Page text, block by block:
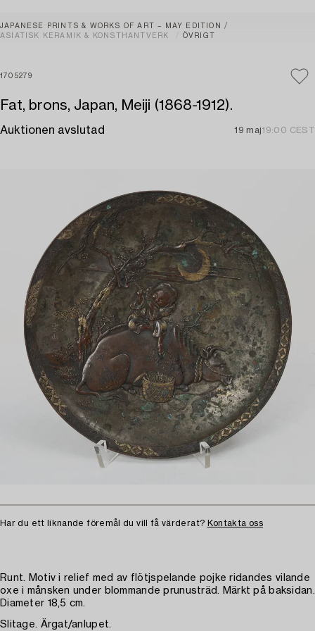
JAPANESE PRINTS & WORKS OF ART – MAY EDITION
ASIATISK KERAMIK & KONSTHANTVERK
ÖVRIGT
1705279
Fat, brons, Japan, Meiji (1868-1912).
Auktionen avslutad 19 maj19:00 CEST
Har du ett liknande föremål du vill få värderat? Kontakta oss
Runt. Motiv i relief med av flötjspelande pojke ridandes vilande
oxe i månsken under blommande prunusträd. Märkt på baksidan.
Diameter 18,5 cm.
Slitage. Ärgat/anlupet.